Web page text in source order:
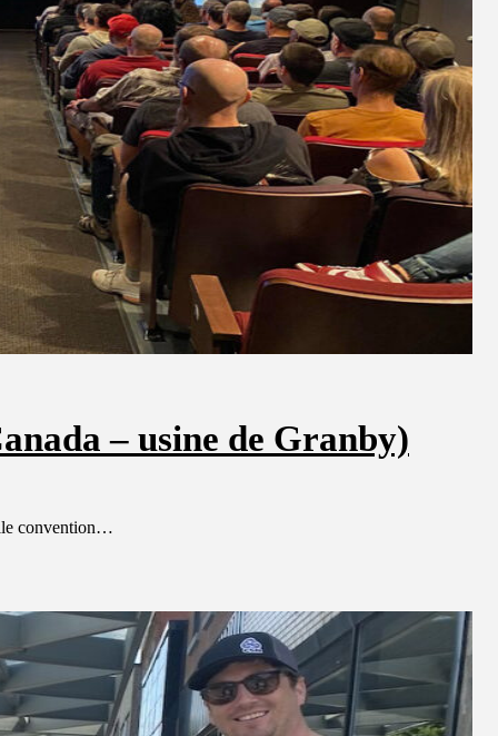
– usine de Granby)
convention…